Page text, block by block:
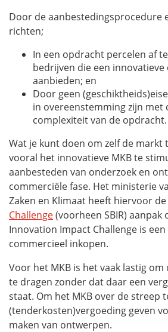
Door de aanbestedingsprocedure
richten;
In een opdracht percelen af
bedrijven die een
aanbieden; en
Door geen
in overeenstemming zijn met
complexiteit van de opdracht.
Wat je kunt doen om zelf de markt
vooral het innovatieve MKB te
aanbesteden van onderzoek en
commerciële fase. Het ministerie
Zaken en Klimaat heeft hiervoor de
Challenge(voorheen SBIR) aanpak
Innovation Impact Challenge is
commercieel inkopen.
Voor het MKB is het vaak lastig
te dragen zonder dat daar een
staat. Om het MKB over de streep
(tenderkosten)vergoeding geven
maken van ontwerpen.